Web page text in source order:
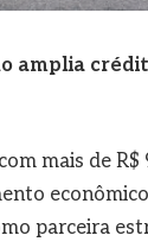
amplia
mais de
parceira